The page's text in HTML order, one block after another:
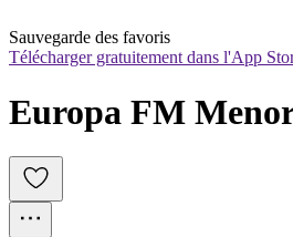
Sauvegarde des favoris
Télécharger gratuitement dans l'App
Europa FM